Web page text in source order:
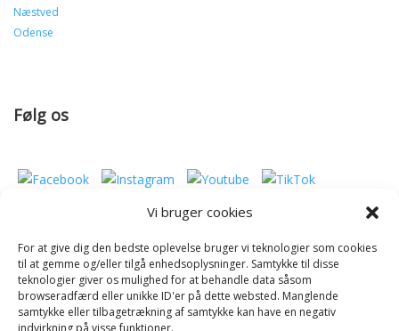
Vi bruger cookies
For at give dig den bedste oplevelse bruger vi teknologier som cookies
til at gemme og/eller tilgå enhedsoplysninger. Samtykke til disse
teknologier giver os mulighed for at behandle data såsom
browseradfærd eller unikke ID'er på dette websted. Manglende
samtykke eller tilbagetrækning af samtykke kan have en negativ
indvirkning på visse funktioner.
Næstved
Odense
Følg os
Donér til Inges Kattehjem